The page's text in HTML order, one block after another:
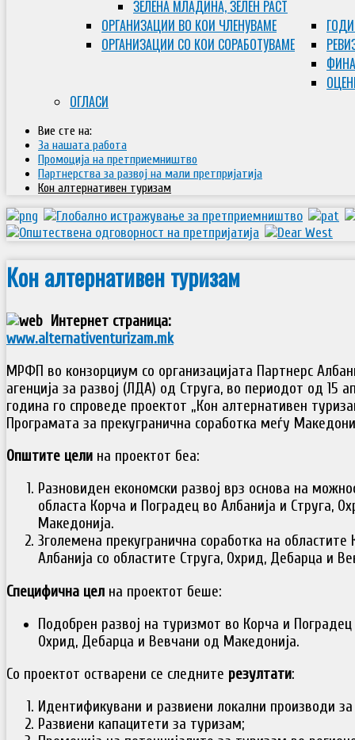
ЗЕЛЕНА МЛАДИНА, ЗЕЛЕН РАСТ
ОРГAНИЗАЦИИ ВО КОИ ЧЛЕНУВАМЕ
ОРГАНИЗАЦИИ СО КОИ СОРАБОТУВАМЕ
ОГЛАСИ
Вие сте на:
За нашата работа
Промоција на претприемништво
Партнерства за развој на мали претпријатија
Кон алтернативен туризам
Кон алтернативен туризам
Интернет страница:
www.alternativenturizam.mk
МРФП во конзорциум со организацијата Партнерс
агенција за развој (ЛДА) од Струга, во периодот од 15
година го спроведе проектот „Кон алтернативен
Програмата за прекугранична соработка меѓу
Општите цели на проектот беа:
Разновиден економски развој врз основа на
областа Корча и Поградец во Албанија и Струга,
Македонија.
Зголемена прекугранична соработка на
Албанија со областите Струга, Охрид, Дебарца и
Специфична цел на проектот беше:
Подобрен развој на туризмот во Корча и
Охрид, Дебарца и Вевчани од Македонија.
Со проектот остварени се следните резултати:
Идентификувани и развиени локални производи
Развиени капацитети за туризам;